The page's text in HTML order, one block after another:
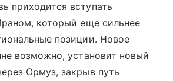
приходится вступать
который еще сильнее
позиции. Новое
возможно, установит новый
Ормуз, закрыв путь